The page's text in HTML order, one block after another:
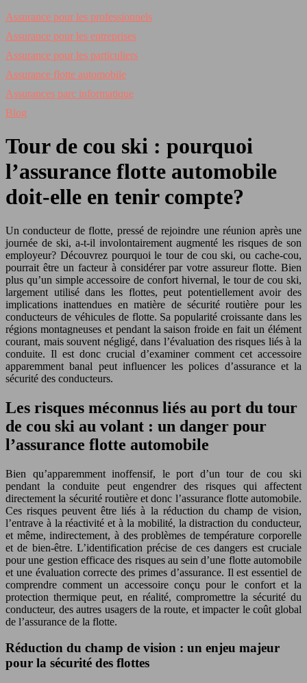
Assurance pour les professionnels
Assurance pour les entreprises
Assurance pour les particuliers
Assurance flotte automobile
Assurances parc informatique
Blog
Tour de cou ski : pourquoi
l’assurance flotte automobile
doit-elle en tenir compte?
Un conducteur de flotte, pressé de rejoindre une réunion après une
journée de ski, a-t-il involontairement augmenté les risques de son
employeur? Découvrez pourquoi le tour de cou ski, ou cache-cou,
pourrait être un facteur à considérer par votre assureur flotte. Bien
plus qu’un simple accessoire de confort hivernal, le tour de cou ski,
largement utilisé dans les flottes, peut potentiellement avoir des
implications inattendues en matière de sécurité routière pour les
conducteurs de véhicules de flotte. Sa popularité croissante dans les
régions montagneuses et pendant la saison froide en fait un élément
courant, mais souvent négligé, dans l’évaluation des risques liés à la
conduite. Il est donc crucial d’examiner comment cet accessoire
apparemment banal peut influencer les polices d’assurance et la
sécurité des conducteurs.
Les risques méconnus liés au port du tour
de cou ski au volant : un danger pour
l’assurance flotte automobile
Bien qu’apparemment inoffensif, le port d’un tour de cou ski
pendant la conduite peut engendrer des risques qui affectent
directement la sécurité routière et donc l’assurance flotte automobile.
Ces risques peuvent être liés à la réduction du champ de vision,
l’entrave à la réactivité et à la mobilité, la distraction du conducteur,
et même, indirectement, à des problèmes de température corporelle
et de bien-être. L’identification précise de ces dangers est cruciale
pour une gestion efficace des risques au sein d’une flotte automobile
et une évaluation correcte des primes d’assurance. Il est essentiel de
comprendre comment un accessoire conçu pour le confort et la
protection thermique peut, en réalité, compromettre la sécurité du
conducteur, des autres usagers de la route, et impacter le coût global
de l’assurance de la flotte.
Réduction du champ de vision : un enjeu majeur
pour la sécurité des flottes